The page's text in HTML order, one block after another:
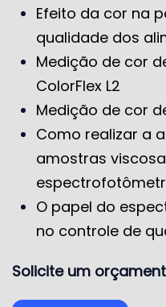
Efeito da cor na
qualidade dos
Medição de cor
ColorFlex L2
Medição de cor
Como realizar a
amostras
O papel do
no controle de
Solicite um